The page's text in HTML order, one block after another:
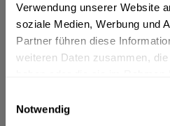
Verwendung unserer Website
soziale Medien, Werbung und
Partner führen diese
weiteren Daten zusammen,
Notwendig
Artikel-Nr.: 10455
Beschreibung
So beschreibt der Hersteller
Zutaten und Allergene